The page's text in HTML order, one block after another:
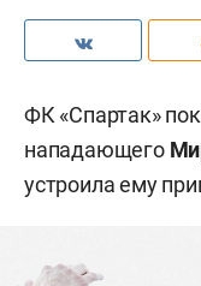
ФК «Спартак»
нападающего
устроила ему